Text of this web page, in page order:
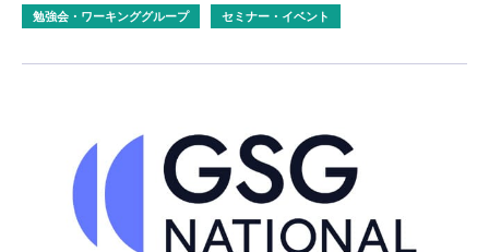
勉強会・ワーキンググループ セミナー・イベント